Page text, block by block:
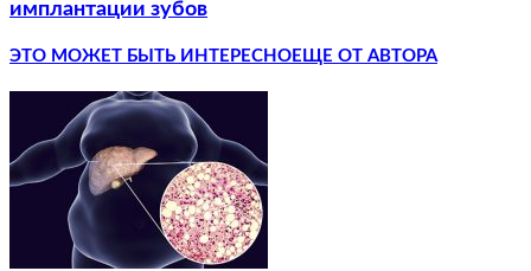
имплантации зубов
ЭТО МОЖЕТ БЫТЬ ИНТЕРЕСНО ЕЩЕ ОТ АВТОРА